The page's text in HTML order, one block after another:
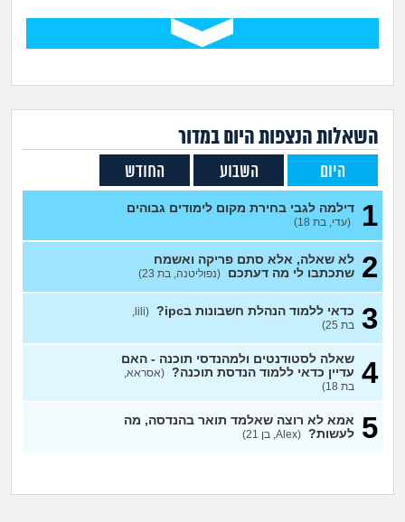
מדורים
זוגיות
הורות ומשפחה
מתבגרים
מהבקו"ם... ועד מתי?!
לימודים וסטודנטים
עבודה וקריירה
חברים ואנשים
מה שעובר עליי
חיפוש שאלות
הרשמה השאלות הנצפות היוםבמדור
היום השבוע החודש
1 דילמה לגבי בחירת מקום לימודים גבוהים
(עדי, בת 18)
2 לא שאלה, אלא סתם פריקה ואשמח
שתכתבו לי מה דעתכם (נפוליטנה, בת 23)
3 כדאי ללמוד הנהלת חשבונות בipc?
(lili,
בת 25)
4 שאלה לסטודנטים ולמהנדסי תוכנה - האם
עדיין כדאי ללמוד הנדסת תוכנה? (אסראא,
בת 18)
5
אמא לא רוצה שאלמד תואר בהנדסה, מה
לעשות? (Alex, בן 21)